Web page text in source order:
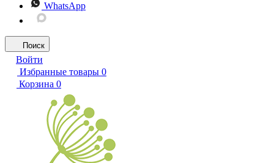
WhatsApp
Поиск
Войти
Избранные товары 0
Корзина 0